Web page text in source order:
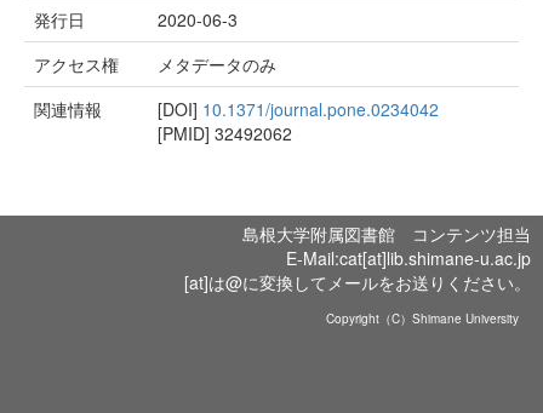
発行日
2020-06-3
アクセス権
メタデータのみ
関連情報
[DOI] 10.1371/journal.pone.0234042
[PMID] 32492062
島根大学附属図書館 コンテンツ担当
E-Mail:cat[at]lib.shimane-u.ac.jp
[at]は@に変換してメールをお送りください。
Copyright（C）Shimane University